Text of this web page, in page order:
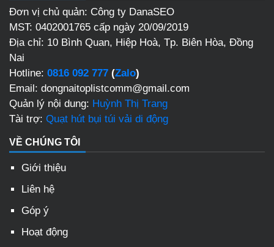
Đơn vị chủ quản: Công ty DanaSEO
MST: 0402001765 cấp ngày 20/09/2019
Địa chỉ: 10 Bình Quan, Hiệp Hoà, Tp. Biên Hòa, Đồng
Nai
Hotline: 0816 092 777 (Zalo)
Email: dongnaitoplistcomm@gmail.com
Quản lý nội dung: Huỳnh Thị Trang
Tài trợ: Quạt hút bụi túi vải di động
VỀ CHÚNG TÔI
Giới thiệu
Liên hệ
Góp ý
Hoạt động